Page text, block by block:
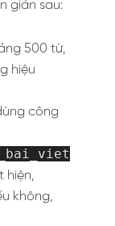
giản sau:
500 từ,
hiệu
công
hiện,
không,